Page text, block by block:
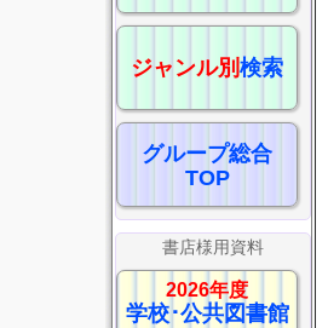
ジャンル別 検索
グループ総合
TOP
書店様用資料
2026年度
学校･公共図書館